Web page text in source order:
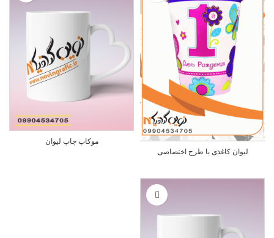
لیوان کاغذی با طرح اختصاصی
موکاپ چاپ لیوان